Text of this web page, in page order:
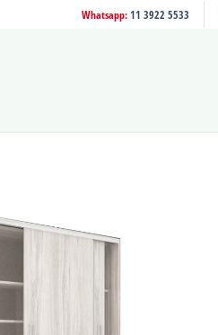
Whatsapp:11 3922 5533